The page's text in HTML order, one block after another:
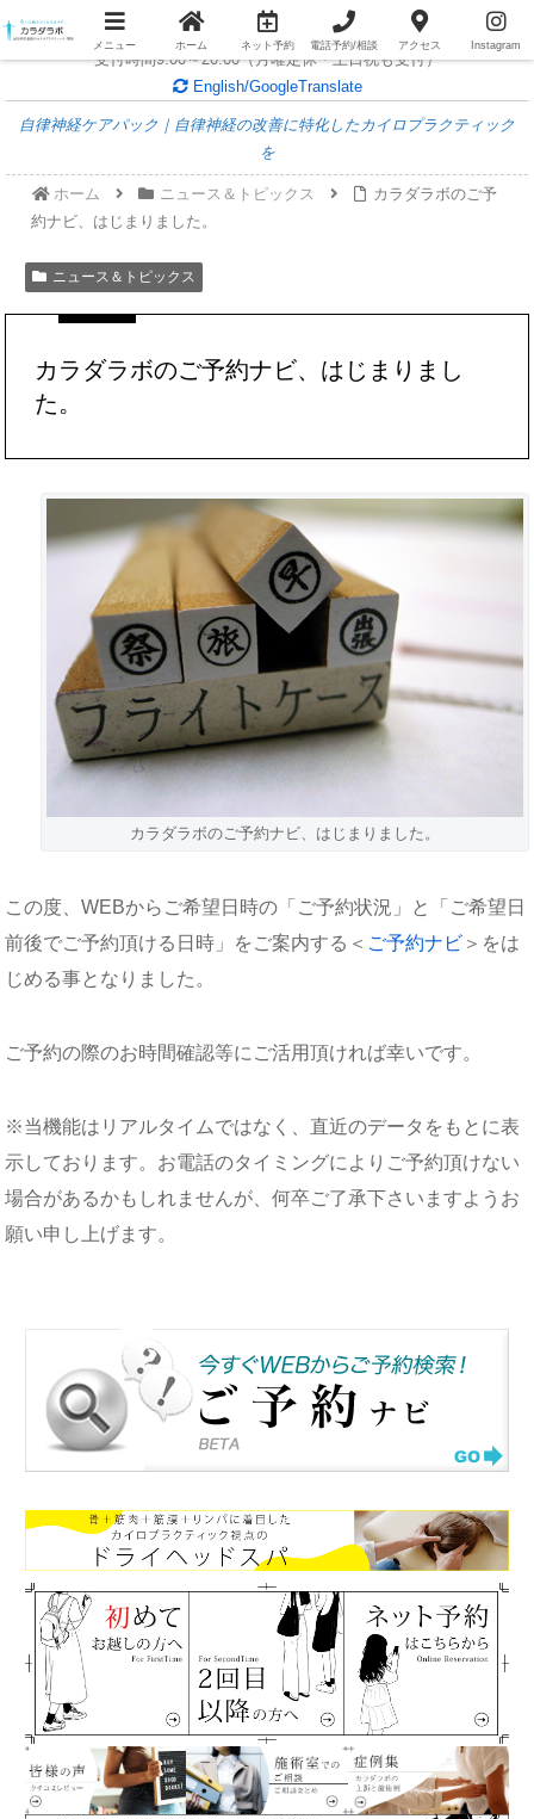
女性専用整体/個室個別対応/
無料電話相談随時受付中
受付時間9:00～20:00（月曜定休・土日祝も受付）
English/GoogleTranslate
自律神経ケアパック｜自律神経の改善に特化したカイロプラクティック
を
ホーム ニュース＆トピックス
カラダラボのご予
約ナビ、はじまりました。
ニュース＆トピックス
カラダラボのご予約ナビ、はじまりまし
た。
カラダラボのご予約ナビ、はじまりました。
この度、WEBからご希望日時の「ご予約状況」と「ご希望日
前後でご予約頂ける日時」をご案内する＜ ご予約ナビ ＞をは
じめる事となりました。
ご予約の際のお時間確認等にご活用頂ければ幸いです。
※当機能はリアルタイムではなく、直近のデータをもとに表
示しております。お電話のタイミングによりご予約頂けない
場合があるかもしれませんが、何卒ご了承下さいますようお
願い申し上げます。
メニュー ホーム ネット予約 電話予約/相談 アクセス Instagram